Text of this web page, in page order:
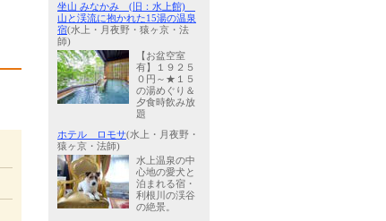
坐山 みなかみ (旧：水上館)
山と渓流に抱かれた15湯の温泉
宿(水上・月夜野・猿ヶ京・法
師)
【お盆空室
有】１９２５
０円～★１５
の湯めぐり＆
夕食時飲み放
題
ホテル ロモサ(水上・月夜野・
猿ヶ京・法師)
水上温泉の中
心地の愛犬と
泊まれる宿・
利根川の渓谷
の絶景。